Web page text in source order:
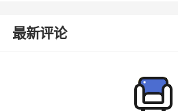
最新评论